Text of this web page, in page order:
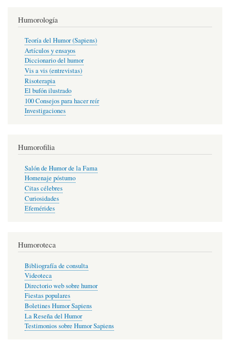
Humorología
Teoría del Humor (Sapiens)
Artículos y ensayos
Diccionario del humor
Vis a vis (entrevistas)
Risoterapia
El bufón ilustrado
100 Consejos para hacer reír
Investigaciones
Humorofilia
Salón de Humor de la Fama
Homenaje póstumo
Citas célebres
Curiosidades
Efemérides
Humoroteca
Bibliografía de consulta
Videoteca
Directorio web sobre humor
Fiestas populares
Boletines Humor Sapiens
La Reseña del Humor
Testimonios sobre Humor Sapiens